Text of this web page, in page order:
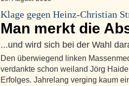
Klage gegen Heinz-Christian
Man merkt die
...und wird sich bei der Wahl
Den überwiegend linken
verdankte schon weiland Jörg
Erfolges. Jahrelang verging kaum